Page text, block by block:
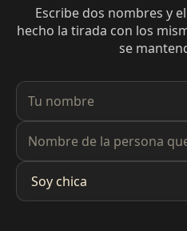
Escribe dos nombres y
hecho la tirada con los
se
Tu nombre
Nombre de la persona que
Soy